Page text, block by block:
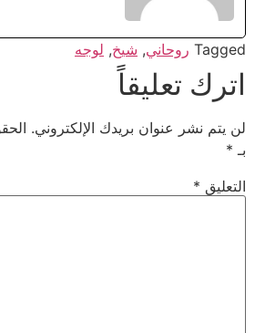
Tagged روحاني, شيخ, لوجه
اترك تعليقاً
لن يتم نشر عنوان بريدك الإلكتروني.
بـ *
التعليق *